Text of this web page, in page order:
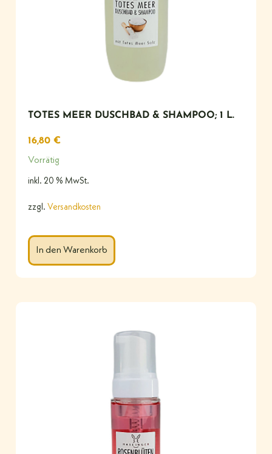
TOTES MEER DUSCHBAD & SHAMPOO; 1 L.
16,80 €
Vorrätig
inkl. 20 % MwSt.
zzgl. Versandkosten
In den Warenkorb